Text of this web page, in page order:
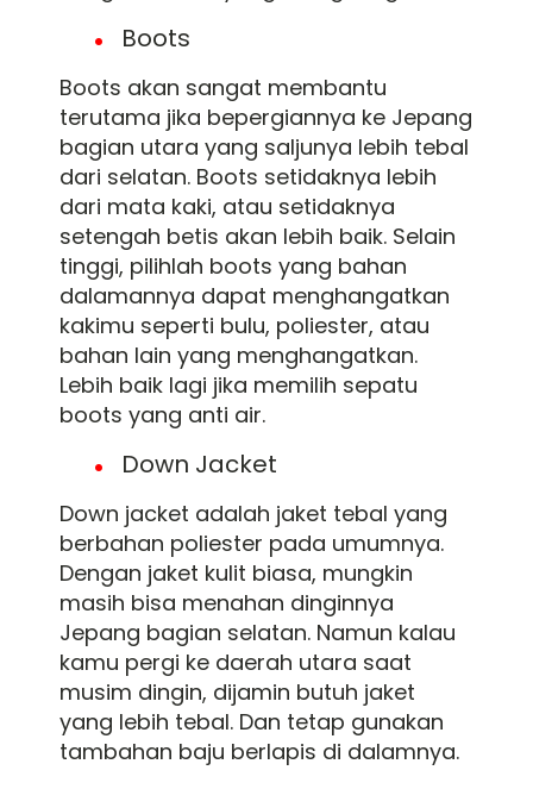
Boots
Boots akan sangat membantu
terutama jika bepergiannya ke Jepang
bagian utara yang saljunya lebih tebal
dari selatan. Boots setidaknya lebih
dari mata kaki, atau setidaknya
setengah betis akan lebih baik. Selain
tinggi, pilihlah boots yang bahan
dalamannya dapat menghangatkan
kakimu seperti bulu, poliester, atau
bahan lain yang menghangatkan.
Lebih baik lagi jika memilih sepatu
boots yang anti air.
Down Jacket
Down jacket adalah jaket tebal yang
berbahan poliester pada umumnya.
Dengan jaket kulit biasa, mungkin
masih bisa menahan dinginnya
Jepang bagian selatan. Namun kalau
kamu pergi ke daerah utara saat
musim dingin, dijamin butuh jaket
yang lebih tebal. Dan tetap gunakan
tambahan baju berlapis di dalamnya.